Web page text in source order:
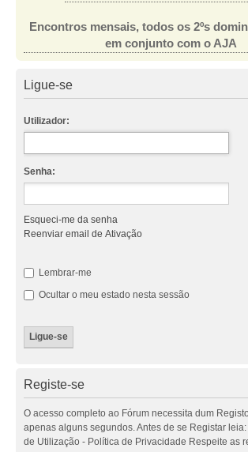
Encontros mensais, todos os 2ºs
em conjunto com o AJA
Ligue-se
Utilizador:
Senha:
Esqueci-me da senha
Reenviar email de Ativação
Lembrar-me
Ocultar o meu estado nesta sessão
Registe-se
O acesso completo ao Fórum necessita dum
apenas alguns segundos. Antes de se Registar
de Utilização - Política de Privacidade Respeite as